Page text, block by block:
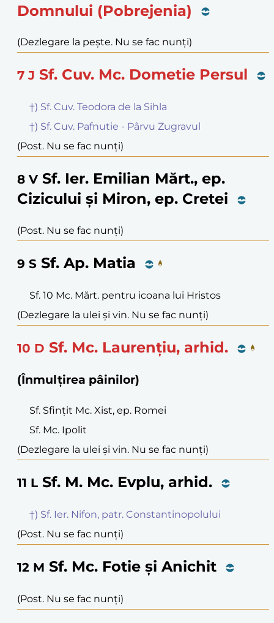
Domnului (Pobrejenia)
(Dezlegare la pește. Nu se fac nunți)
7 J Sf. Cuv. Mc. Dometie Persul
†) Sf. Cuv. Teodora de la Sihla
†) Sf. Cuv. Pafnutie - Pârvu Zugravul
(Post. Nu se fac nunți)
8 V Sf. Ier. Emilian Mărt., ep.
Cizicului și Miron, ep. Cretei
(Post. Nu se fac nunți)
9 S Sf. Ap. Matia
Sf. 10 Mc. Mărt. pentru icoana lui Hristos
(Dezlegare la ulei și vin. Nu se fac nunți)
10 D Sf. Mc. Laurențiu, arhid.
(Înmulțirea pâinilor)
Sf. Sfințit Mc. Xist, ep. Romei
Sf. Mc. Ipolit
(Dezlegare la ulei și vin. Nu se fac nunți)
11 L Sf. M. Mc. Evplu, arhid.
†) Sf. Ier. Nifon, patr. Constantinopolului
(Post. Nu se fac nunți)
12 M Sf. Mc. Fotie și Anichit
(Post. Nu se fac nunți)